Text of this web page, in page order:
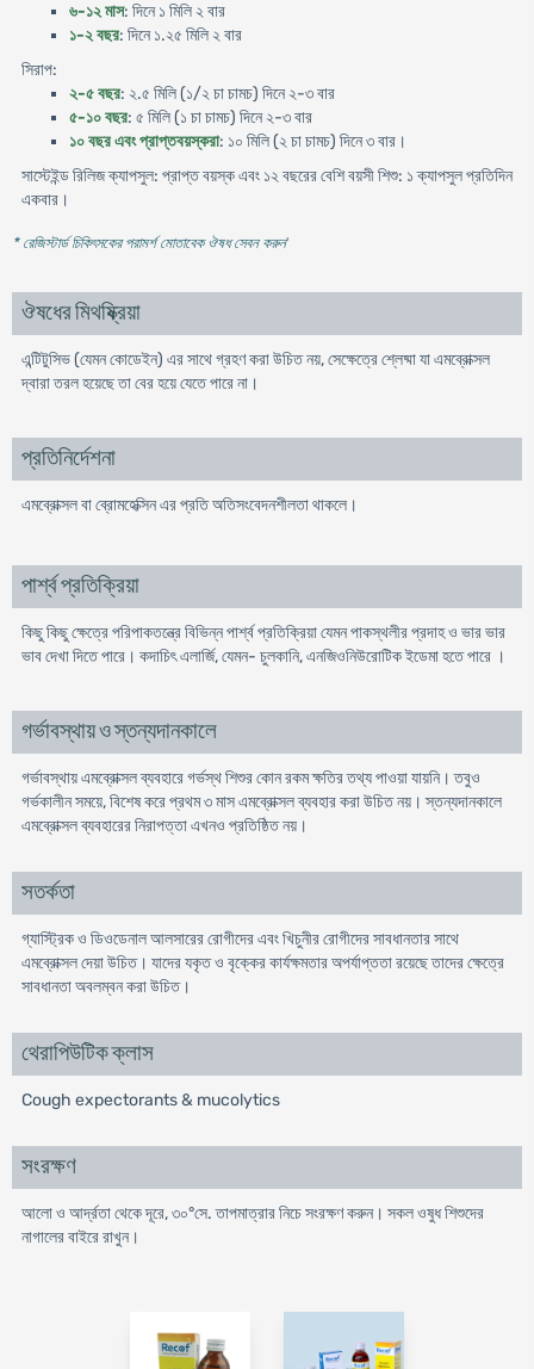
৬-১২ মাস: দিনে ১ মিলি ২ বার
১-২ বছর: দিনে ১.২৫ মিলি ২ বার
সিরাপ:
২-৫ বছর: ২.৫ মিলি (১/২ চা চামচ) দিনে ২-৩ বার
৫-১০ বছর: ৫ মিলি (১ চা চামচ) দিনে ২-৩ বার
১০ বছর এবং প্রাপ্তবয়স্করা: ১০ মিলি (২ চা চামচ) দিনে ৩ বার।
সাস্টেইন্ড রিলিজ ক্যাপসুল: প্রাপ্ত বয়স্ক এবং ১২ বছরের বেশি বয়সী শিশু: ১ ক্যাপসুল প্রতিদিন
একবার।
* রেজিস্টার্ড চিকিৎসকের পরামর্শ মোতাবেক ঔষধ সেবন করুন'
ঔষধের মিথষ্ক্রিয়া
এন্টিটুসিভ (যেমন কোডেইন) এর সাথে গ্রহণ করা উচিত নয়, সেক্ষেত্রে শ্লেষ্মা যা এমব্রোক্সল
দ্বারা তরল হয়েছে তা বের হয়ে যেতে পারে না।
প্রতিনির্দেশনা
এমব্রোক্সল বা ব্রোমহেক্সিন এর প্রতি অতিসংবেদনশীলতা থাকলে।
পার্শ্ব প্রতিক্রিয়া
কিছু কিছু ক্ষেত্রে পরিপাকতন্ত্রে বিভিন্ন পার্শ্ব প্রতিক্রিয়া যেমন পাকস্থলীর প্রদাহ ও ভার ভার
ভাব দেখা দিতে পারে। কদাচিৎ এলার্জি, যেমন- চুলকানি, এনজিওনিউরোটিক ইডেমা হতে পারে ।
গর্ভাবস্থায় ও স্তন্যদানকালে
গর্ভাবস্থায় এমব্রোক্সল ব্যবহারে গর্ভস্থ শিশুর কোন রকম ক্ষতির তথ্য পাওয়া যায়নি। তবুও
গর্ভকালীন সময়ে, বিশেষ করে প্রথম ৩ মাস এমব্রোক্সল ব্যবহার করা উচিত নয়। স্তন্যদানকালে
এমব্রোক্সল ব্যবহারের নিরাপত্তা এখনও প্রতিষ্ঠিত নয়।
সতর্কতা
গ্যাস্ট্রিক ও ডিওডেনাল আলসারের রোগীদের এবং খিচুনীর রোগীদের সাবধানতার সাথে
এমব্রোক্সল দেয়া উচিত। যাদের যকৃত ও বৃক্কের কার্যক্ষমতার অপর্যাপ্ততা রয়েছে তাদের ক্ষেত্রে
সাবধানতা অবলম্বন করা উচিত।
থেরাপিউটিক ক্লাস
Cough expectorants & mucolytics
সংরক্ষণ
আলো ও আর্দ্রতা থেকে দূরে, ৩০°সে. তাপমাত্রার নিচে সংরক্ষণ করুন। সকল ওষুধ শিশুদের
নাগালের বাইরে রাখুন।